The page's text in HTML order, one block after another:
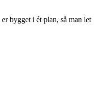
bygget i ét plan, så man let